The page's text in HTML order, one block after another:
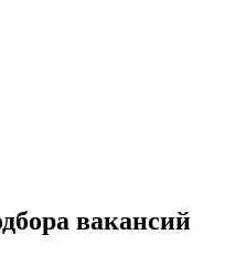
вакансий